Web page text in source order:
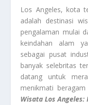
Los Angeles, kota
adalah destinasi
pengalaman mulai
keindahan alam
sebagai pusat
banyak selebritas
datang untuk
menikmati
Wisata Los Angeles: